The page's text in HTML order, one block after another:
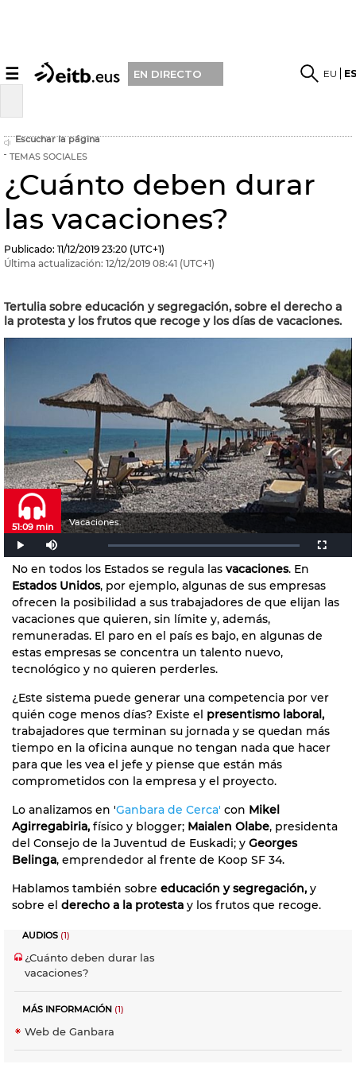
☰ EN DIRECTO EU
Escuchar la página
TEMAS SOCIALES
¿Cuánto deben durar
las vacaciones?
Publicado: 11/12/2019 23:20 (UTC+1)
Última actualización: 12/12/2019 08:41 (UTC+1)
Tertulia sobre educación y segregación, sobre el derecho a
la protesta y los frutos que recoge y los días de vacaciones.
Vacaciones.
51:09 min
No en todos los Estados se regula las vacaciones. En
Estados Unidos, por ejemplo, algunas de sus empresas
ofrecen la posibilidad a sus trabajadores de que elijan las
vacaciones que quieren, sin límite y, además,
remuneradas. El paro en el país es bajo, en algunas de
estas empresas se concentra un talento nuevo,
tecnológico y no quieren perderles.
¿Este sistema puede generar una competencia por ver
quién coge menos días? Existe el presentismo laboral,
trabajadores que terminan su jornada y se quedan más
tiempo en la oficina aunque no tengan nada que hacer
para que les vea el jefe y piense que están más
comprometidos con la empresa y el proyecto.
Lo analizamos en 'Ganbara de Cerca' con Mikel
Agirregabiria, físico y blogger; Maialen Olabe, presidenta
del Consejo de la Juventud de Euskadi; y Georges
Belinga, emprendedor al frente de Koop SF 34.
Hablamos también sobre educación y segregación, y
sobre el derecho a la protesta y los frutos que recoge.
AUDIOS (1)
¿Cuánto deben durar las
vacaciones?
MÁS INFORMACIÓN (1)
Web de Ganbara